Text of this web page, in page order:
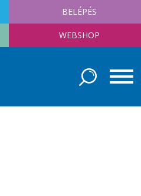
BELÉPÉS
WEBSHOP